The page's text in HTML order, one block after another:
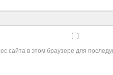
сайта в этом браузере для